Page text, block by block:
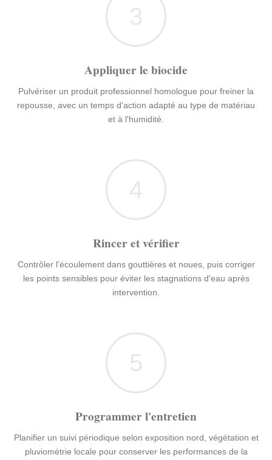
3
Appliquer le biocide
Pulvériser un produit professionnel homologue pour freiner la
repousse, avec un temps d'action adapté au type de matériau
et à l'humidité.
4
Rincer et vérifier
Contrôler l'écoulement dans gouttières et noues, puis corriger
les points sensibles pour éviter les stagnations d'eau après
intervention.
5
Programmer l'entretien
Planifier un suivi périodique selon exposition nord, végétation et
pluviométrie locale pour conserver les performances de la